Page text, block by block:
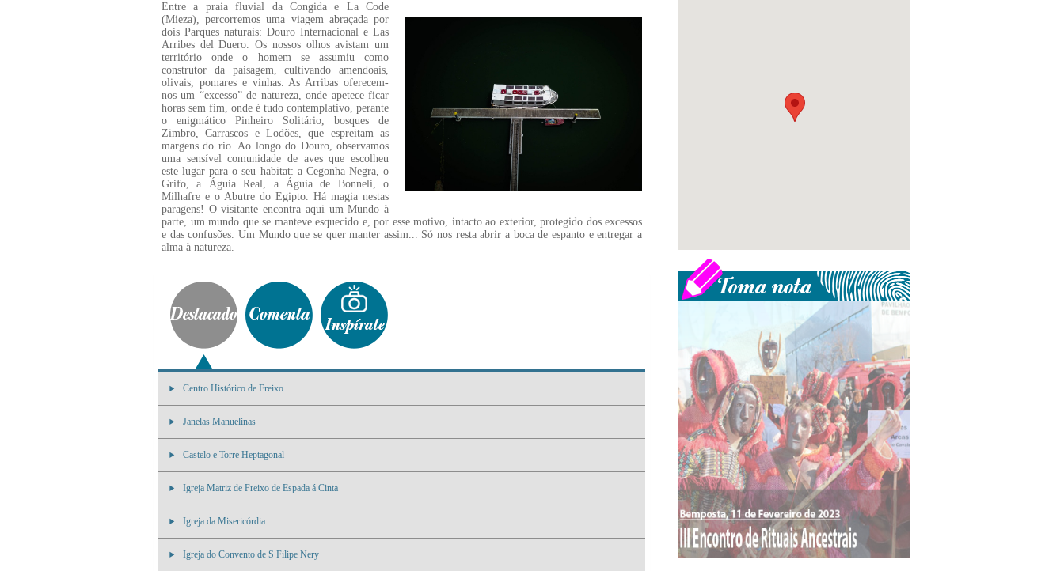
Entre a praia fluvial da Congida e La Code
(Mieza), percorremos uma viagem abraçada por
dois Parques naturais: Douro Internacional e Las
Arribes del Duero. Os nossos olhos avistam um
território onde o homem se assumiu como
construtor da paisagem, cultivando amendoais,
olivais, pomares e vinhas. As Arribas oferecem-
nos um “excesso” de natureza, onde apetece ficar
horas sem fim, onde é tudo contemplativo, perante
o enigmático Pinheiro Solitário, bosques de
Zimbro, Carrascos e Lodões, que espreitam as
margens do rio. Ao longo do Douro, observamos
uma sensível comunidade de aves que escolheu
este lugar para o seu habitat: a Cegonha Negra, o
Grifo, a Águia Real, a Águia de Bonneli, o
Milhafre e o Abutre do Egipto. Há magia nestas
paragens! O visitante encontra aqui um Mundo à
parte, um mundo que se manteve esquecido e, por esse motivo, intacto ao exterior, protegido dos excessos
e das confusões. Um Mundo que se quer manter assim... Só nos resta abrir a boca de espanto e entregar a
alma à natureza.
Centro Histórico de Freixo
Janelas Manuelinas
Castelo e Torre Heptagonal
Igreja Matriz de Freixo de Espada á Cinta
Igreja da Misericórdia
Igreja do Convento de S Filipe Nery